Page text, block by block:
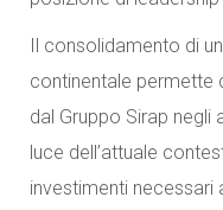
Il consolidamento di
continentale permette
dal Gruppo Sirap negli
luce dell’attuale
investimenti necessari